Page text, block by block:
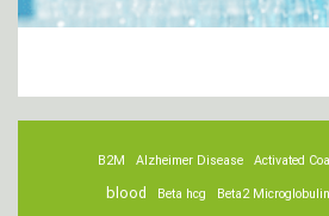
Activated
Alzheimer Disease
B2M
Beta2 Microglobulin
Beta hcg
blood